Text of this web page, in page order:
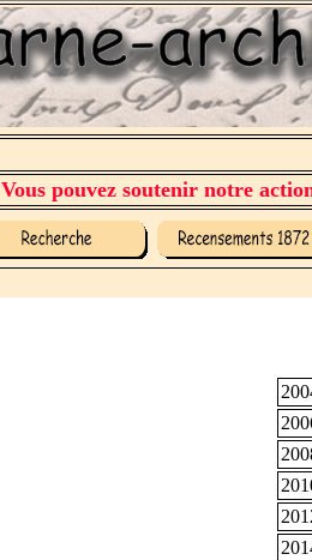
Vous pouvez soutenir notre